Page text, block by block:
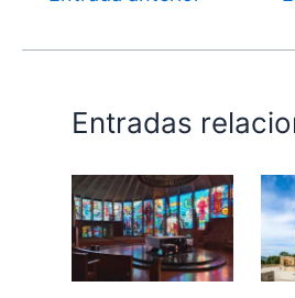
Entradas